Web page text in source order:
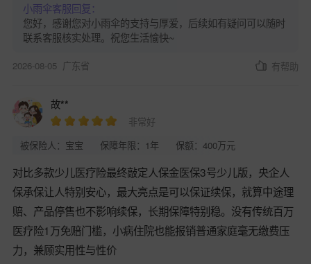
小雨伞客服回复：
您好，感谢您对小雨伞的支持与厚爱，后续如有疑问可以随时
联系客服核实处理。祝您生活愉快~
2026-08-05 广东省 有帮助
故**
非常好
被保险人：宝宝
保障年限：1年 保额：400万元
对比多款少儿医疗险最终敲定人保金医保3号少儿版，央企人
保承保让人特别安心，最大亮点是可以保证续保，就算中途理
赔、产品停售也不影响续保，长期保障特别稳。没有传统百万
医疗险1万免赔门槛，小病住院也能报销普通家庭毫无缴费压
力，兼顾实用性与性价